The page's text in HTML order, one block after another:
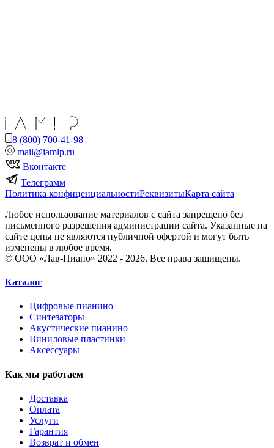
8 (800) 700-41-98
mail@iamlp.ru
Вконтакте
Телеграмм
Политика конфиценциальностиРеквизитыКарта сайта
Любое использование материалов с сайта запрещено без
письменного разрешения администрации сайта. Указанные на
сайте цены не являются публичной офертой и могут быть
изменены в любое время.
© ООО «Лав-Пиано» 2022 - 2026. Все права защищены.
Каталог
Цифровые пианино
Синтезаторы
Акустические пианино
Виниловые пластинки
Аксессуары
Как мы работаем
Доставка
Оплата
Услуги
Гарантия
Возврат и обмен